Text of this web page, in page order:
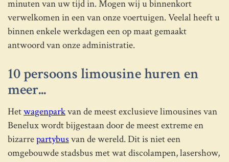
minuten van uw tijd in. Mogen wij u binnenkort
verwelkomen in een van onze voertuigen. Veelal heeft u
binnen enkele werkdagen een op maat gemaakt
antwoord van onze administratie.
10 persoons limousine huren en
meer...
Hetwagenparkvan de meest exclusieve limousines van
Benelux wordt bijgestaan door de meest extreme en
bizarrepartybus van de wereld. Dit is niet een
omgebouwde stadsbus met wat discolampen, lasershow,